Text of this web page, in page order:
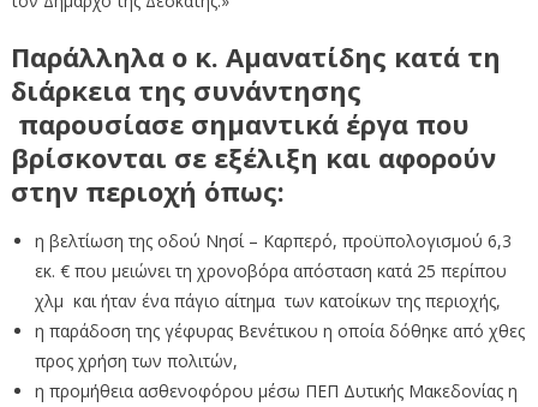
Παράλληλα ο κ. Αμανατίδης κατά τη
διάρκεια της συνάντησης
παρουσίασε σημαντικά έργα που
βρίσκονται σε εξέλιξη και αφορούν
στην περιοχή όπως:
η βελτίωση της οδού Νησί – Καρπερό, προϋπολογισμού 6,3
εκ. € που μειώνει τη χρονοβόρα απόσταση κατά 25 περίπου
χλμ και ήταν ένα πάγιο αίτημα των κατοίκων της περιοχής,
η παράδοση της γέφυρας Βενέτικου η οποία δόθηκε από χθες
προς χρήση των πολιτών,
η προμήθεια ασθενοφόρου μέσω ΠΕΠ Δυτικής Μακεδονίας η